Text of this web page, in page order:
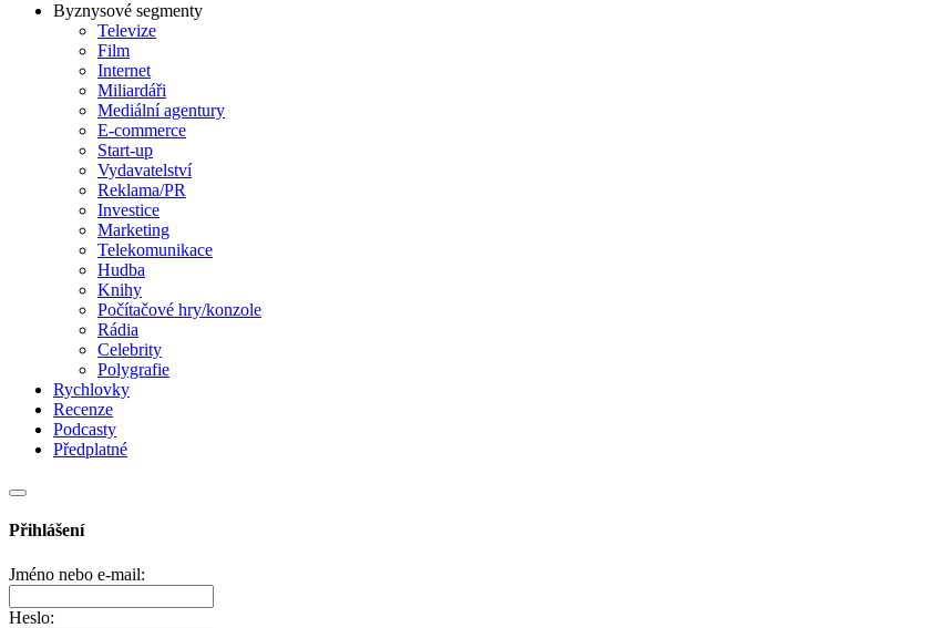
Byznysové segmenty
Televize
Film
Internet
Miliardáři
Mediální agentury
E-commerce
Start-up
Vydavatelství
Reklama/PR
Investice
Marketing
Telekomunikace
Hudba
Knihy
Počítačové hry/konzole
Rádia
Celebrity
Polygrafie
Rychlovky
Recenze
Podcasty
Předplatné
Přihlášení
Jméno nebo e-mail:
Heslo: